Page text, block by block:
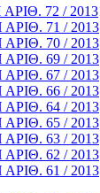
72 / 2013
71 / 2013
70 / 2013
69 / 2013
67 / 2013
66 / 2013
64 / 2013
65 / 2013
63 / 2013
62 / 2013
61 / 2013